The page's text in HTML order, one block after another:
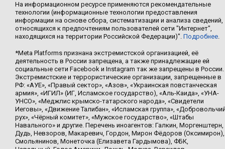
На информационном ресурсе применяются рекомендательные
технологии (информационные технологии предоставления
информации на основе сбора, систематизации и анализа сведений,
относящихся к предпочтениям пользователей сети "Интернет",
находящихся на территории Российской Федерации)". Подробнее.
*Meta Platforms признана экстремистской организацией, её
деятельность в России запрещена, а также принадлежащие ей
социальные сети Facebook и Instagram так же запрещены в России.
Экстремистские и террористические организации, запрещенные в
РФ: «АУЕ», «Правый сектор», «Азов», «Украинская повстанческая
армия», «ИГИЛ» (ИГ, Исламское государство), «Аль-Каида», «УНА-
УНСО», «Меджлис крымско-татарского народа», «Свидетели
Иеговы», «Движение Талибан», «Исламская группа»,
рух», «Чёрный комитет», «Мужское государство», «Штабы
Навального» и другие. Перечень иноагентов: Галкин, Моргенштерн,
Дудь, Невзоров, Макаревич, Гордон, Мирон Фёдоров (Оксимирон),
Смольянинов, Монеточка (Елизавета Гардымова), ФБК,